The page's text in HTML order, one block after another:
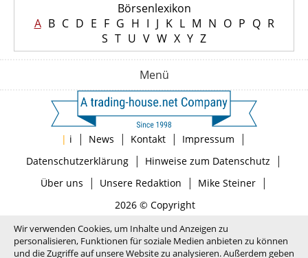
Börsenlexikon
A B C D E F G H I J K L M N O P Q R
S T U V W X Y Z
Menü
| i | News | Kontakt | Impressum |
Datenschutzerklärung| Hinweise zum Datenschutz |
Über uns | Unsere Redaktion | Mike Steiner|
2026 © Copyright
Wir verwenden Cookies, um Inhalte und Anzeigen zu
personalisieren, Funktionen für soziale Medien anbieten zu können
und die Zugriffe auf unsere Website zu analysieren. Außerdem geben